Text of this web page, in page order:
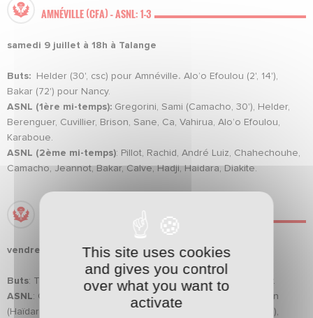
AMNÉVILLE (CFA) – ASNL: 1-3
samedi 9 juillet à 18h à Talange
Buts: Helder (30', csc) pour Amnéville. Alo’o Efoulou (2', 14'),
Bakar (72') pour Nancy.
ASNL (1ère mi-temps): Gregorini, Sami (Camacho, 30'), Helder,
Berenguer, Cuvillier, Brison, Sane, Ca, Vahirua, Alo’o Efoulou,
Karaboue.
ASNL (2ème mi-temps): Pillot, Rachid, André Luiz, Chahechouhe,
Camacho, Jeannot, Bakar, Calve, Hadji, Haidara, Diakite.
vendredi 15 juillet à 18h aux Sables-d’Olonne
Buts: Thomas (77', sp) pour Le Mans, Hadji (78') pour Nancy.
ASNL: Gregorini, Sané, André Luiz, Sami (Helder, 46'), Brison
(Haïdara, 46'), Karaboué (Zaïri, 46'), Berenguer (Diakité (46'),
This site uses cookies
and gives you control
over what you want to
activate